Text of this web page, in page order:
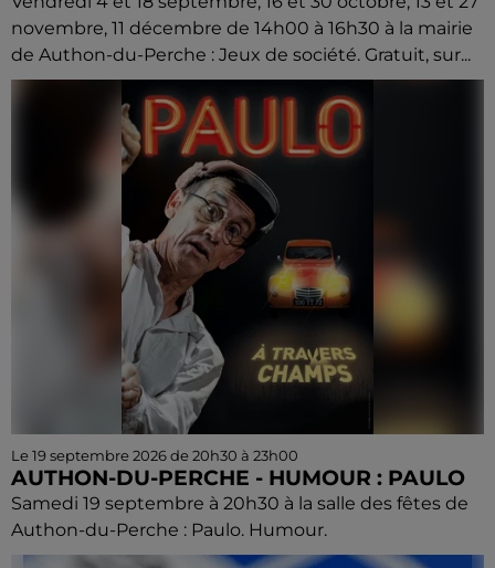
novembre, 11 décembre de 14h00 à 16h30 à la mairie
de Authon-du-Perche : Jeux de société. Gratuit, sur...
Le 19 septembre 2026 de 20h30 à 23h00
AUTHON-DU-PERCHE - HUMOUR : PAULO
Samedi 19 septembre à 20h30 à la salle des fêtes de
Authon-du-Perche : Paulo. Humour.